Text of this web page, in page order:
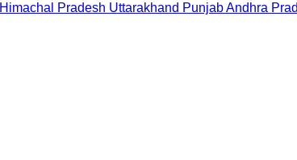
Himachal Pradesh Uttarakhand PunjabAndhra